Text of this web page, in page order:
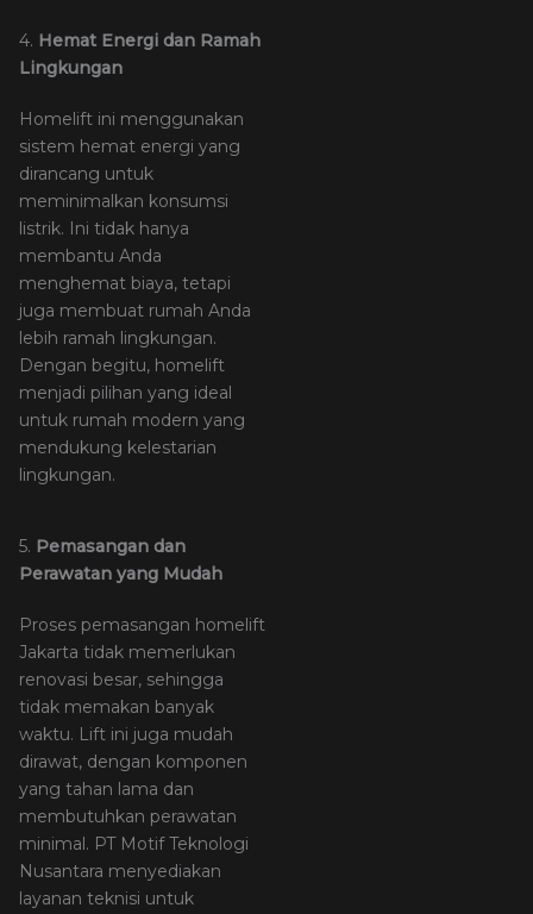
4. Hemat Energi dan Ramah
Lingkungan
Homelift ini menggunakan
sistem hemat energi yang
dirancang untuk
meminimalkan konsumsi
listrik. Ini tidak hanya
membantu Anda
menghemat biaya, tetapi
juga membuat rumah Anda
lebih ramah lingkungan.
Dengan begitu, homelift
menjadi pilihan yang ideal
untuk rumah modern yang
mendukung kelestarian
lingkungan.
5. Pemasangan dan
Perawatan yang Mudah
Proses pemasangan homelift
Jakarta tidak memerlukan
renovasi besar, sehingga
tidak memakan banyak
waktu. Lift ini juga mudah
dirawat, dengan komponen
yang tahan lama dan
membutuhkan perawatan
minimal. PT Motif Teknologi
Nusantara menyediakan
layanan teknisi untuk